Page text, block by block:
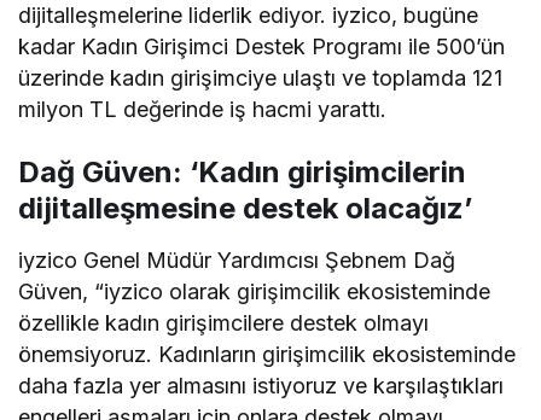
dijitalleşmelerine liderlik ediyor. iyzico, bugüne
kadar Kadın Girişimci Destek Programı ile 500’ün
üzerinde kadın girişimciye ulaştı ve toplamda 121
milyon TL değerinde iş hacmi yarattı.
Dağ Güven: ‘Kadın girişimcilerin
dijitalleşmesine destek olacağız’
iyzico Genel Müdür Yardımcısı Şebnem Dağ
Güven, “iyzico olarak girişimcilik ekosisteminde
özellikle kadın girişimcilere destek olmayı
önemsiyoruz. Kadınların girişimcilik ekosisteminde
daha fazla yer almasını istiyoruz ve karşılaştıkları